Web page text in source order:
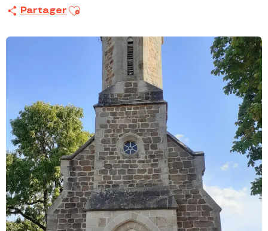
Partager Ajouter aux favoris